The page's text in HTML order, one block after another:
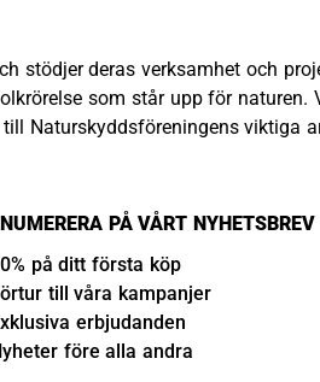
stödjer deras verksamhet och
som står upp för
Naturskyddsföreningens viktiga
PÅ VÅRT NYHETSBREV
på ditt första köp
till våra kampanjer
erbjudanden
före alla andra